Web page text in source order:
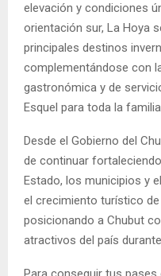
elevación y condiciones
orientación sur, La Hoya
principales destinos
complementándose con
gastronómica y de
Esquel para toda la
Desde el Gobierno del
de continuar
Estado, los municipios y
el crecimiento turístico
posicionando a Chubut
atractivos del país